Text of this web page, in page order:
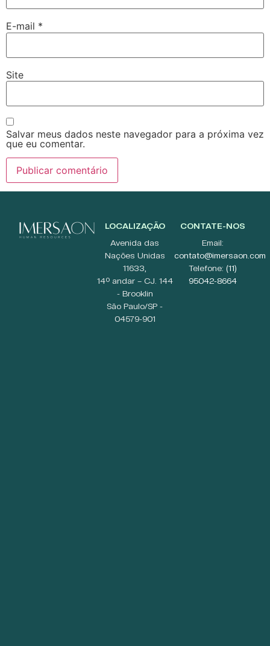
E-mail *
Site
Salvar meus dados neste navegador para a próxima vez
que eu comentar.
LOCALIZAÇÃO
Avenida das
Nações Unidas
11633,
14º andar – CJ. 144
- Brooklin
São Paulo/SP -
04579-901
CONTATE-NOS
Email:
contato@imersaon.com
Telefone:(11)
95042-8664